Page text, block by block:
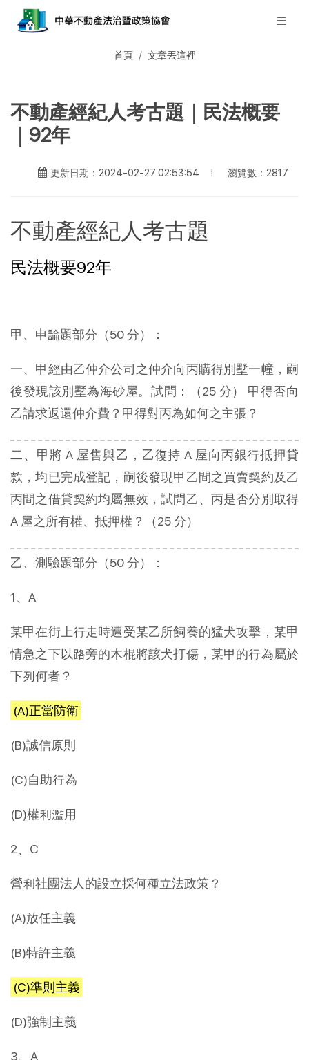
首頁 文章丟這裡
不動產經紀人考古題｜民法概要
｜92年
更新日期：2024-02-27 02:53:54 瀏覽數：2817
不動產經紀人考古題
民法概要92年
甲、申論題部分（50 分）：
一、甲經由乙仲介公司之仲介向丙購得別墅一幢，嗣
後發現該別墅為海砂屋。試問：（25 分） 甲得否向
乙請求返還仲介費？甲得對丙為如何之主張？
二、甲將 A 屋售與乙，乙復持 A 屋向丙銀行抵押貸
款，均已完成登記，嗣後發現甲乙間之買賣契約及乙
丙間之借貸契約均屬無效，試問乙、丙是否分別取得
A 屋之所有權、抵押權？（25 分）
乙、測驗題部分（50 分）：
1、A
某甲在街上行走時遭受某乙所飼養的猛犬攻擊，某甲
情急之下以路旁的木棍將該犬打傷，某甲的行為屬於
下列何者？
(A)正當防衛
(B)誠信原則
(C)自助行為
(D)權利濫用
2、C
營利社團法人的設立採何種立法政策？
(A)放任主義
(B)特許主義
(C)準則主義
(D)強制主義
3、A